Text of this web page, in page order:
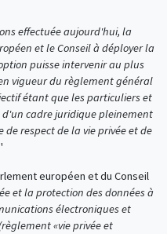
effectuée aujourd'hui, la
et le Conseil à déployer la
puisse intervenir au plus
vigueur du règlement général
étant que les particuliers et
cadre juridique pleinement
respect de la vie privée et de
européen et du Conseil
et la protection des données à
électroniques et
«vie privée et